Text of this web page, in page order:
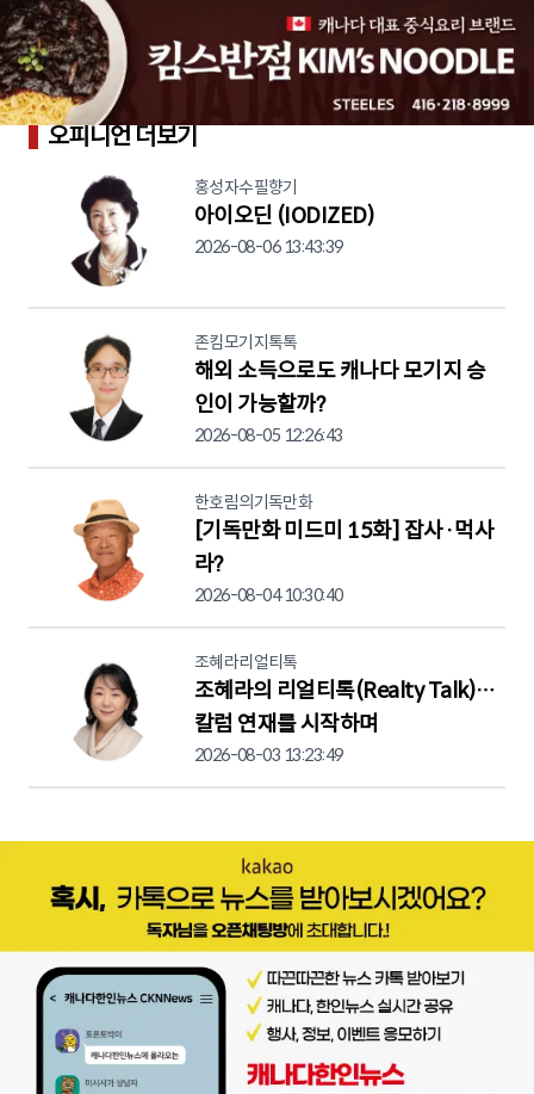
오피니언 더보기
홍성자수필향기
아이오딘 (IODIZED)
2026-08-06 13:43:39
존킴모기지톡톡
해외 소득으로도 캐나다 모기지 승
인이 가능할까?
2026-08-05 12:26:43
한호림의기독만화
[기독만화 미드미 15화] 잡사·먹사
라?
2026-08-04 10:30:40
조혜라리얼티톡
조혜라의 리얼티톡(Realty Talk)…
칼럼 연재를 시작하며
2026-08-03 13:23:49